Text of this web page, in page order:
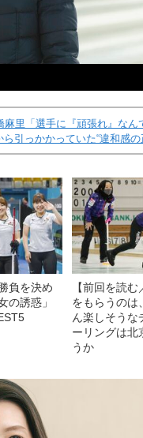
麻里「選手に『頑張れ』なん
引っかかっていた“違和感の
負を決め
の誘惑」
【前回を読
をもらうのは
ん楽しそうな
ーリングは北
うか